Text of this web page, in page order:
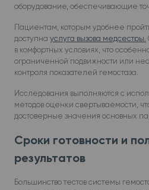
оборудование, обеспечивающие
Пациентам, которым удобнее
доступна услуга вызова медсестры.
в комфортных условиях, что
ограниченной подвижности или
контроля показателей гемостаза.
Исследования выполняются с
методов оценки свертываемости,
достоверные значения основных
Сроки готовности и
результатов
Большинство тестов системы